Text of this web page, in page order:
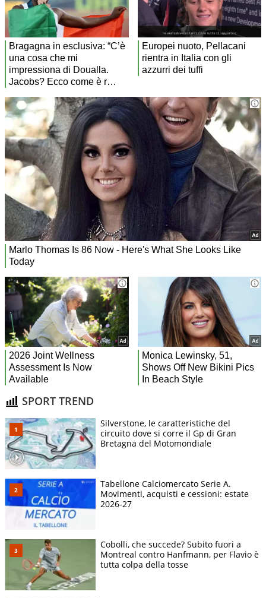
SPORT TREND
Silverstone, le caratteristiche del
circuito dove si corre il Gp di Gran
Bretagna del Motomondiale
Tabellone Calciomercato Serie A.
Movimenti, acquisti e cessioni: estate
2026-27
Cobolli, che succede? Subito fuori a
Montreal contro Hanfmann, per Flavio è
tutta colpa della tosse